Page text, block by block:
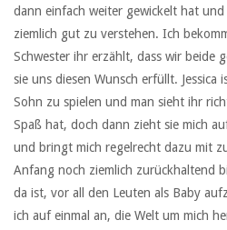
dann einfach weiter gewickelt hat und
ziemlich gut zu verstehen. Ich
Schwester ihr erzählt, dass wir beide
sie uns diesen Wunsch erfüllt. Jessica
Sohn zu spielen und man sieht ihr
Spaß hat, doch dann zieht sie mich
und bringt mich regelrecht dazu mit
Anfang noch ziemlich zurückhaltend
da ist, vor all den Leuten als Baby
ich auf einmal an, die Welt um mich